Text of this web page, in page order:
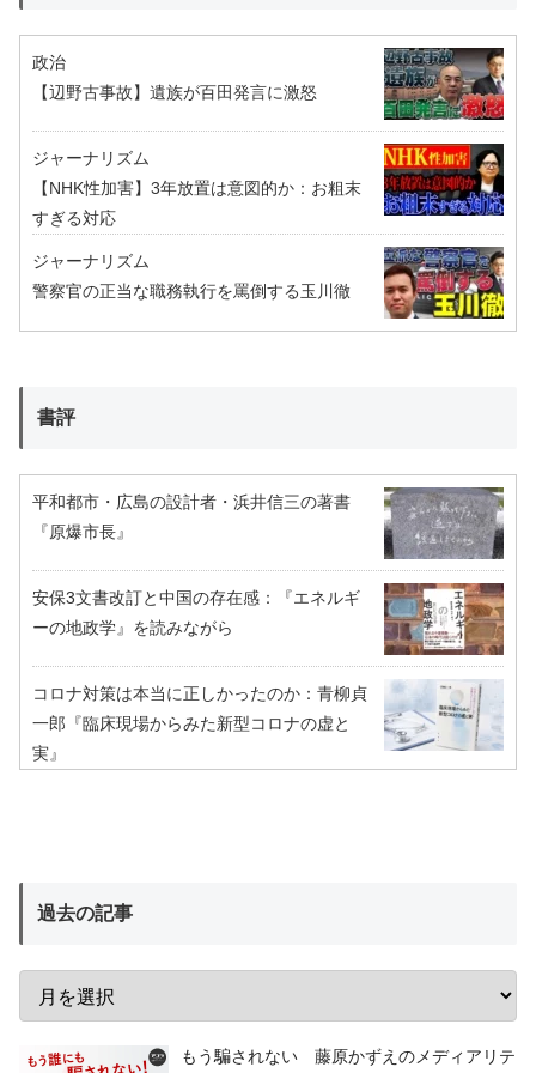
政治
【辺野古事故】遺族が百田発言に激怒
ジャーナリズム
【NHK性加害】3年放置は意図的か：お粗末
すぎる対応
ジャーナリズム
警察官の正当な職務執行を罵倒する玉川徹
書評
平和都市・広島の設計者・浜井信三の著書
『原爆市長』
安保3文書改訂と中国の存在感：『エネルギ
ーの地政学』を読みながら
コロナ対策は本当に正しかったのか：青柳貞
一郎『臨床現場からみた新型コロナの虚と
実』
過去の記事
もう騙されない 藤原かずえのメディアリテ